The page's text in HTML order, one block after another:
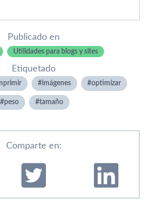
Publicado en
Utilidades para blogs y sites
Etiquetado
imágenes optimizar
peso tamaño
Comparte en: